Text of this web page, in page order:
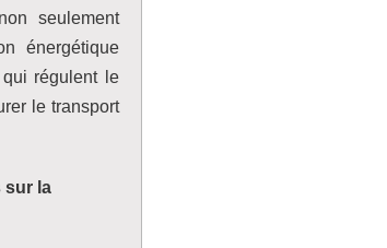
seulement
énergétique
régulent le
le transport
sur la